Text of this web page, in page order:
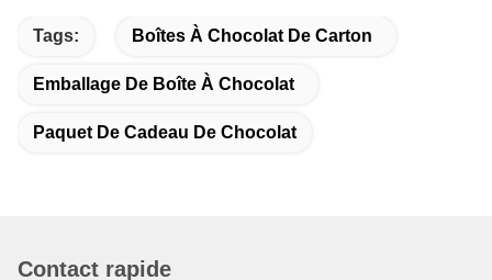
Tags: Boîtes À Chocolat De Carton
Emballage De Boîte À Chocolat
Paquet De Cadeau De Chocolat
Contact rapide